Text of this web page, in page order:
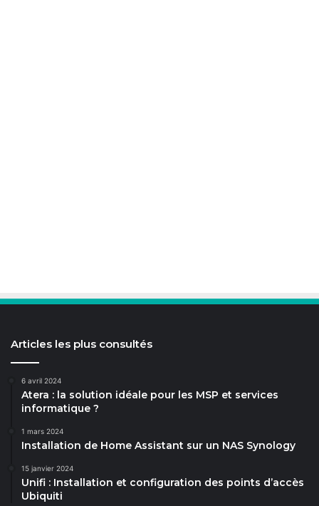
Articles les plus consultés
6 avril 2024
Atera : la solution idéale pour les MSP et services
informatique ?
1 mars 2024
Installation de Home Assistant sur un NAS Synology
15 janvier 2024
Unifi : Installation et configuration des points d’accès
Ubiquiti